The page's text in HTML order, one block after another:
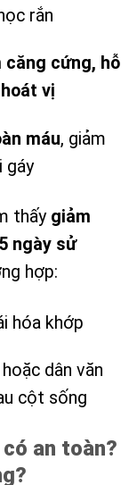
rắn
căng cứng, hỗ
vị
máu, giảm
gáy
thấy giảm
ngày sử
hợp:
hóa khớp
dân văn
cột sống
an toàn?